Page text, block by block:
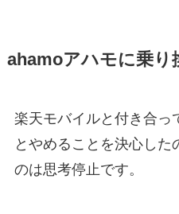
ahamoアハモに乗り
楽天モバイルと付き合っ
とやめることを決心した
のは思考停止です。